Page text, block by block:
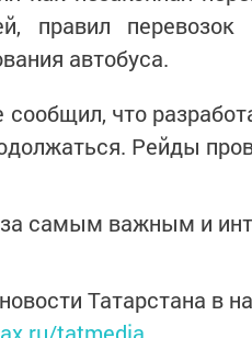
правил
автобуса.
что
Рейды
самым важным и
Татарстана в